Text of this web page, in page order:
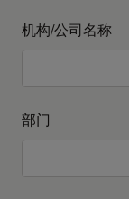
机构/公司名称
部门